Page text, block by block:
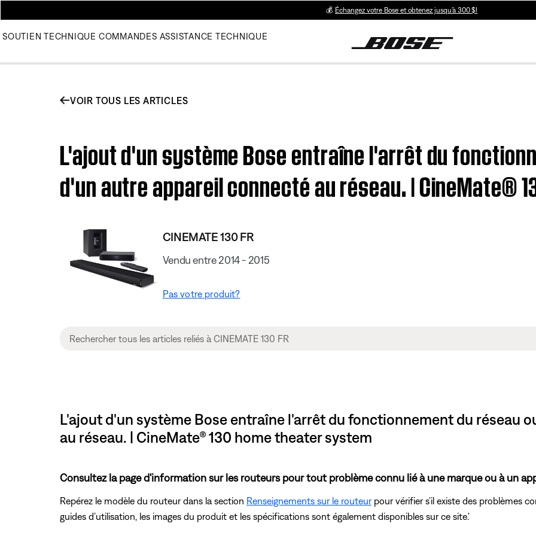
💰 Échangez votre Bose et obtenez jusqu’à 300 $!
SOUTIEN TECHNIQUE COMMANDES ASSISTANCE TECHNIQUE
VOIR TOUS LES ARTICLES
L'ajout d'un système Bose entraîne l'arrêt du
d'un autre appareil connecté au réseau. | CineMate®
CINEMATE 130 FR
Vendu entre 2014 - 2015
Pas votre produit?
L'ajout d'un système Bose entraîne l'arrêt du fonctionnement du réseau
au réseau. | CineMate® 130 home theater system
Consultez la page d'information sur les routeurs pour tout problème connu lié à une marque ou à un
Repérez le modèle du routeur dans la section Renseignements sur le routeurpour vérifier s’il existe des problèmes
guides d’utilisation, les images du produit et les spécifications sont également disponibles sur ce site.'